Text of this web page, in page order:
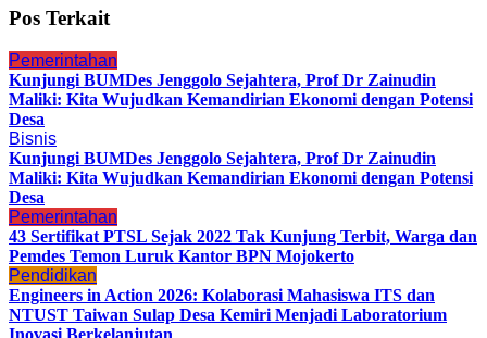
Pos Terkait
Pemerintahan
Kunjungi BUMDes Jenggolo Sejahtera, Prof Dr Zainudin
Maliki: Kita Wujudkan Kemandirian Ekonomi dengan Potensi
Desa
Bisnis
Kunjungi BUMDes Jenggolo Sejahtera, Prof Dr Zainudin
Maliki: Kita Wujudkan Kemandirian Ekonomi dengan Potensi
Desa
Pemerintahan
43 Sertifikat PTSL Sejak 2022 Tak Kunjung Terbit, Warga dan
Pemdes Temon Luruk Kantor BPN Mojokerto
Pendidikan
Engineers in Action 2026: Kolaborasi Mahasiswa ITS dan
NTUST Taiwan Sulap Desa Kemiri Menjadi Laboratorium
Inovasi Berkelanjutan